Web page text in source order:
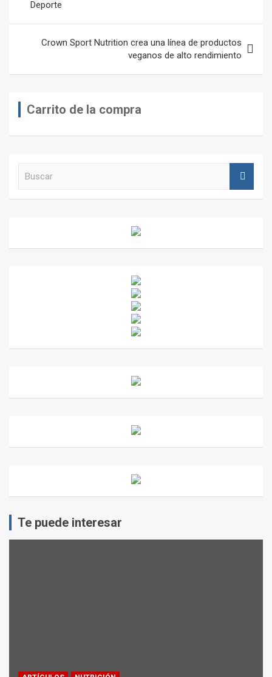
entradas
Deporte
Crown Sport Nutrition crea una línea de productos
veganos de alto rendimiento
Carrito de la compra
Te puede interesar